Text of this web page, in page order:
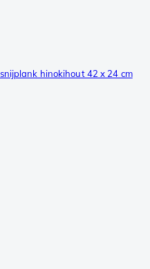
hinokihout 42 x 24 cm